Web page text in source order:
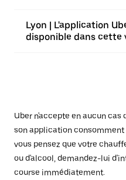
Lyon | L'application
disponible dans cette
Uber n'accepte en aucun
son application consomment
vous pensez que votre
ou d'alcool, demandez-lui
course immédiatement.